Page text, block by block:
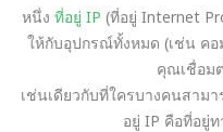
หนึ่ง ที่อยู่ IP (ที่อยู่ Internet
ให้กับอุปกรณ์ทั้งหมด (เช่น คอ
คุณเชื่อม
เช่นเดียวกับที่ใครบางคนสาม
อยู่ IP คือที่อยู่